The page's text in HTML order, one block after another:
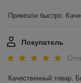
Привезли быстро.
Покупатель
Качественный товар.